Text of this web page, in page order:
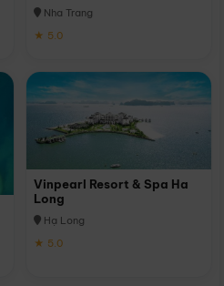
Nha Trang
★ 5.0
Vinpearl Resort & Spa Ha
Long
Hạ Long
★ 5.0